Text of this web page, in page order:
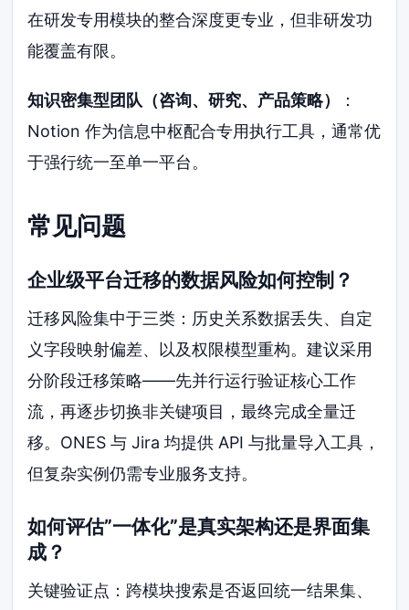
在研发专用模块的整合深度更专业，但非研发功
能覆盖有限。
知识密集型团队（咨询、研究、产品策略）
：
Notion 作为信息中枢配合专用执行工具，通常优
于强行统一至单一平台。
常见问题
企业级平台迁移的数据风险如何控制？
迁移风险集中于三类：历史关系数据丢失、自定
义字段映射偏差、以及权限模型重构。建议采用
分阶段迁移策略——先并行运行验证核心工作
流，再逐步切换非关键项目，最终完成全量迁
移。ONES 与 Jira 均提供 API 与批量导入工具，
但复杂实例仍需专业服务支持。
如何评估”一体化”是真实架构还是界面集
成？
关键验证点：跨模块搜索是否返回统一结果集、